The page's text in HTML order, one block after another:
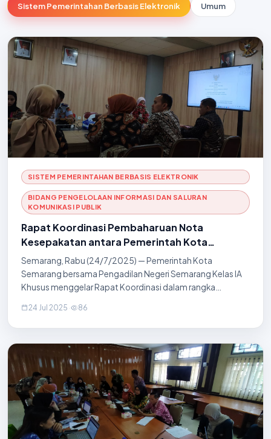
Sistem Pemerintahan Berbasis Elektronik Umum
SISTEM PEMERINTAHAN BERBASIS ELEKTRONIK
BIDANG PENGELOLAAN INFORMASI DAN SALURAN
KOMUNIKASI PUBLIK
Rapat Koordinasi Pembaharuan Nota
Kesepakatan antara Pemerintah Kota
Semarang dan Pengadilan Negeri Semarang
Kelas IA Khusus
Semarang, Rabu (24/7/2025) — Pemerintah Kota
Semarang bersama Pengadilan Negeri Semarang Kelas IA
Khusus menggelar Rapat Koordinasi dalam rangka
penyelenggaraan pelayanan publik. Rapat ini dilaksanakan
sebagai langkah
24 Jul 2025 · 86